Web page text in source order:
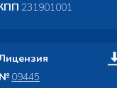
231901001
№ 09445